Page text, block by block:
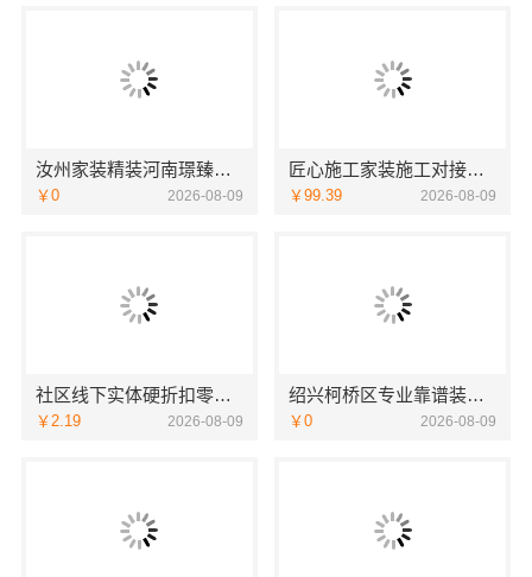
汝州家装精装河南璟臻环保建材有限公司一站式服务
￥0 2026-08-09
匠心施工家装施工对接渠道｜宁波雅美和居建材科技
￥99.39 2026-08-09
社区线下实体硬折扣零食铺全域盈利
￥2.19 2026-08-09
绍兴柯桥区专业靠谱装修自有专业施工队绍兴卓鑫装饰材料有限公司
￥0 2026-08-09